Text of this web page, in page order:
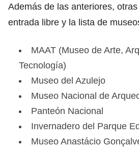
Además de las anteriores,
entrada libre y la lista de
MAAT (Museo de Arte,
Tecnología)
Museo del Azulejo
Museo Nacional de
Panteón Nacional
Invernadero del Parque
Museo Anastácio